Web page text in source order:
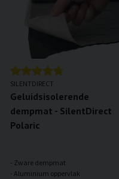
SILENTDIRECT
Geluidsisolerende
dempmat - SilentDirect
Polaric
- Zware dempmat
- Aluminium oppervlak